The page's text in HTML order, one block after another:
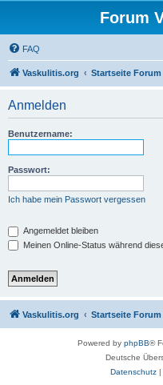
Forum
FAQ
Vaskulitis.org Startseite Forum
Anmelden
Benutzername:
Passwort:
Ich habe mein Passwort vergessen
Angemeldet bleiben
Meinen Online-Status während
Vaskulitis.org Startseite Forum
Powered by phpBB®
Deutsche
Datenschutz|